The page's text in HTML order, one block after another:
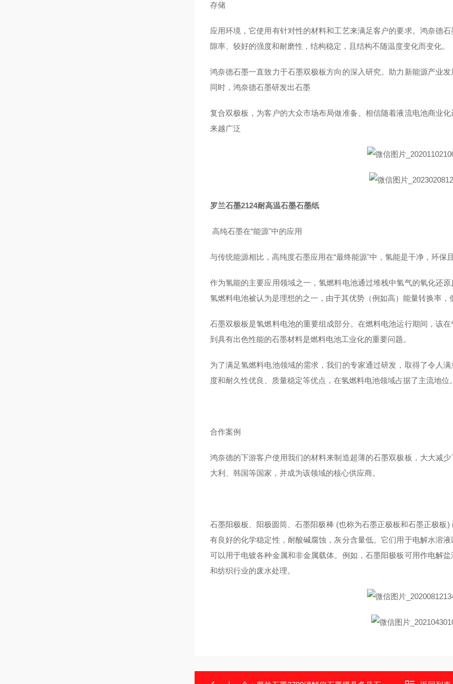
存储
应用环境，它使用有针对性的材料和工艺来满足客户的要求。鸿奈德
隙率、较好的强度和耐磨性，结构稳定，且结构不随温度变化而变化。
鸿奈德石墨一直致力于石墨双极板方向的深入研究。助力新能源产业
同时，鸿奈德石墨研发出石墨
复合双极板，为客户的大众市场布局做准备。相信随着液流电池商业
来越广泛
罗兰石墨2124耐高温石墨石墨纸
高纯石墨在“能源"中的应用
与传统能源相比，高纯度石墨应用在“最终能源"中，氢能是干净，环保
作为氢能的主要应用领域之一，氢燃料电池通过堆栈中氢气的氧化还
氢燃料电池被认为是理想的之一，由于其优势（例如高）能量转换率，
石墨双极板是氢燃料电池的重要组成部分。在燃料电池运行期间，该
到具有出色性能的石墨材料是燃料电池工业化的重要问题。
为了满足氢燃料电池领域的需求，我们的专家通过研发，取得了令人
度和耐久性优良、质量稳定等优点，在氢燃料电池领域占据了主流地位。
合作案例
鸿奈德的下游客户使用我们的材料来制造超薄的石墨双极板，大大减
大利、韩国等国家，并成为该领域的核心供应商。
石墨阳极板、阳极圆筒、石墨阳极棒 (也称为石墨正极板和石墨正极
有良好的化学稳定性，耐酸碱腐蚀，灰分含量低。它们用于电解水溶
可以用于电镀各种金属和非金属载体。例如，石墨阳极板可用作电解
和纺织行业的废水处理。